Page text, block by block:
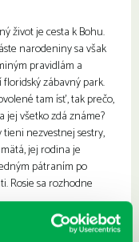
život je cesta k Bohu.
narodeniny sa však
pravidlám a
zábavný park.
tam ísť, tak prečo,
jej všetko zdá známe?
tieni nezvestnej sestry,
jej rodina je
pátraním po
Rosie sa rozhodne